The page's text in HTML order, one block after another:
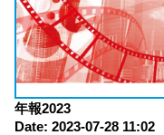
年報2023
Date: 2023-07-28 11:02